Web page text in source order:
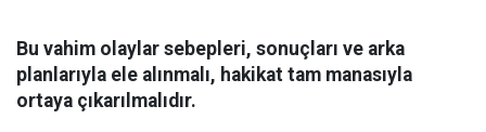
Bu vahim olaylar sebepleri, sonuçları ve arka
planlarıyla ele alınmalı, hakikat tam manasıyla
ortaya çıkarılmalıdır.